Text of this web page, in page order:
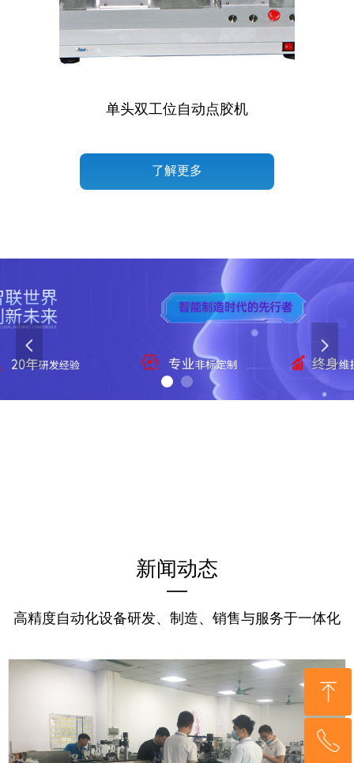
单头双工位自动点胶机
了解更多
넳 넲
新闻动态
—
高精度自动化设备研发、制造、销售与服务于一体化
ꁸ
回到顶部
ꂅ